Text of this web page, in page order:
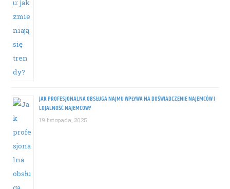
JAK PROFESJONALNA OBSŁUGA NAJMU WPŁYWA NA DOŚWIADCZENIE NAJEMCÓW I
LOJALNOŚĆ NAJEMCÓW?
19 listopada, 2025